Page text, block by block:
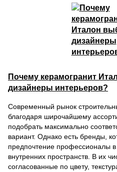
Почему керамогранит
дизайнеры интерьеров?
Современный рынок
благодаря широчайшему
подобрать максимально
вариант. Однако есть бренды,
предпочтение профессионалы
внутренних пространств. В их
согласованные по цвету,